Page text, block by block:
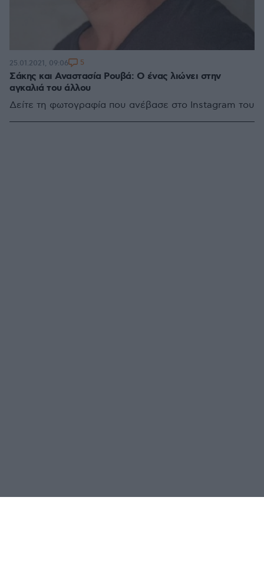
Σάκης και Αναστασία Ρουβά: Ο ένας λιώνει στην
αγκαλιά του άλλου
Δείτε τη φωτογραφία που ανέβασε στο Instagram του
25.01.2021, 09:06 5